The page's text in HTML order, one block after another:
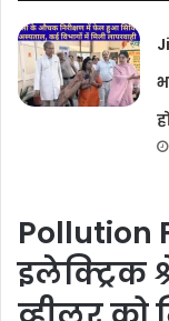
Pollution
इलेक्ट्रिक